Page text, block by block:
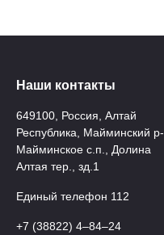
Наши контакты
649100, Россия, Алтай
Республика, Майминский р-
Майминское с.п., Долина
Алтая тер., зд.1
Единый телефон 112
+7 (38822) 4‒84‒24